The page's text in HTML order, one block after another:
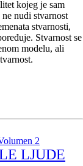
kojeg je sam
nudi stvarnost
stvarnosti,
Stvarnost se
modelu, ali
2
LJUDE